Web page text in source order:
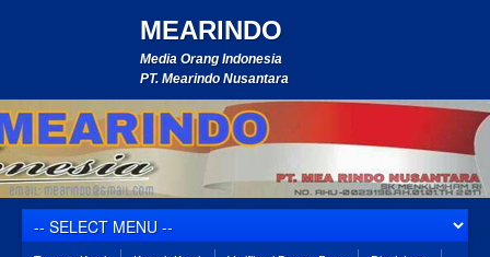
MEARINDO
Media Orang Indonesia
PT. Mearindo Nusantara